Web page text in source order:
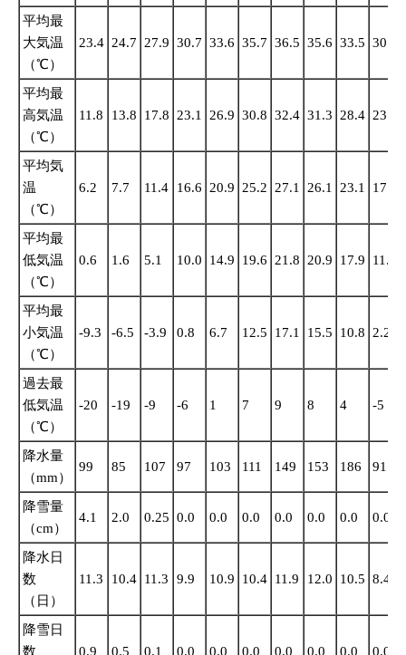
平均最
大気温
（℃）
23.4 24.7 27.9 30.7 33.6 35.7 36.5 35.6 33.5 30.6
平均最
高気温
（℃）
11.8 13.8 17.8 23.1 26.9 30.8 32.4 31.3 28.4 23.4
平均気
温
（℃）
6.2 7.7 11.4 16.6 20.9 25.2 27.1 26.1 23.1 17.2
平均最
低気温
（℃）
0.6 1.6 5.1 10.0 14.9 19.6 21.8 20.9 17.9 11.1
平均最
小気温
（℃）
-9.3 -6.5 -3.9 0.8 6.7 12.5 17.1 15.5 10.8 2.2
過去最
低気温
（℃）
-20 -19 -9 -6 1 7 9 8 4 -5
降水量
（mm）
99 85 107 97 103 111 149 153 186 91
降雪量
（cm）
4.1 2.0 0.25 0.0 0.0 0.0 0.0 0.0 0.0 0.0
降水日
数
（日）
11.3 10.4 11.3 9.9 10.9 10.4 11.9 12.0 10.5 8.4
降雪日
数
0.9 0.5 0.1 0.0 0.0 0.0 0.0 0.0 0.0 0.0